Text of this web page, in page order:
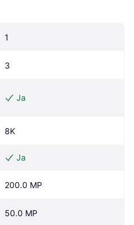
1
3
Ja
8K
Ja
200.0 MP
50.0 MP